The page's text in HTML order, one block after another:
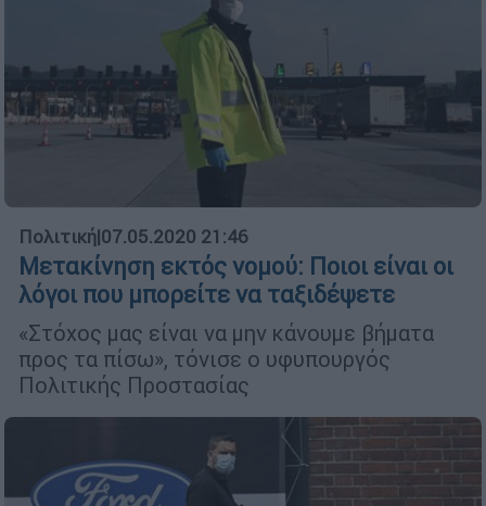
Πολιτική|07.05.2020 21:46
Μετακίνηση εκτός νομού: Ποιοι είναι οι
λόγοι που μπορείτε να ταξιδέψετε
«Στόχος μας είναι να μην κάνουμε βήματα
προς τα πίσω», τόνισε ο υφυπουργός
Πολιτικής Προστασίας